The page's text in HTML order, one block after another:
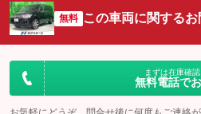
無料 この車両に関する
まずは在庫確
無料電話で